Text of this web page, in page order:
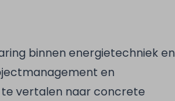
binnen energietechniek en
en
vertalen naar concrete